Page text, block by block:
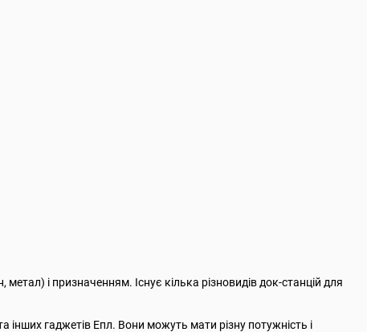
і призначенням. Існує кілька різновидів док-станцій для
гаджетів Епл. Вони можуть мати різну потужність і